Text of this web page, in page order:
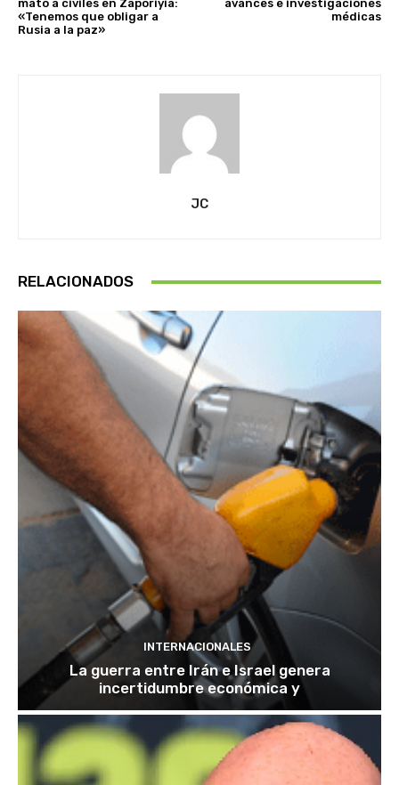
mató a civiles en Zaporiyia:
«Tenemos que obligar a
Rusia a la paz»
avances e investigaciones
médicas
JC
RELACIONADOS
INTERNACIONALES
La guerra entre Irán e Israel genera
incertidumbre económica y